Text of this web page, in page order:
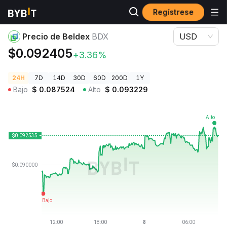
Regístrese
Precios de Criptomonedas Precio de Beldex BDX
Precio de Beldex BDX
$0.092405+3.36%
USD
24H 7D 14D 30D 60D 200D 1Y
Bajo $ 0.087524 Alto $ 0.093229